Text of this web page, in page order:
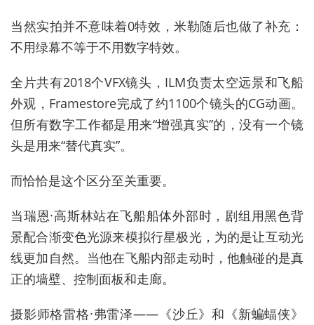
当然实拍并不意味着0特效，米勒随后也做了补充：
不用绿幕不等于不用数字特效。
全片共有2018个VFX镜头，ILM负责太空远景和飞船
外观，Framestore完成了约1100个镜头的CG动画。
但所有数字工作都是用来“增强真实”的，没有一个镜
头是用来“替代真实”。
而恰恰是这个区分至关重要。
当瑞恩·高斯林站在飞船船体外部时，剧组用黑色背
景配合渐变色光源来模拟行星极光，为的是让互动光
线更加自然。当他在飞船内部走动时，他触碰的是真
正的墙壁、控制面板和走廊。
摄影师格雷格·弗雷泽——《沙丘》和《新蝙蝠侠》